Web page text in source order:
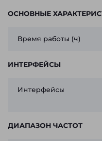
ОСНОВНЫЕ
Время работы (ч)
ИНТЕРФЕЙСЫ
Интерфейсы
ДИАПАЗОН ЧАСТОТ